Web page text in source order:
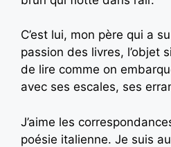
C’est lui, mon père qui a
passion des livres, l’objet
de lire comme on
avec ses escales, ses
J’aime les
poésie italienne. Je suis